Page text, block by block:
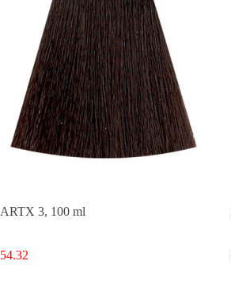
ARTX 3, 100 ml
54.32